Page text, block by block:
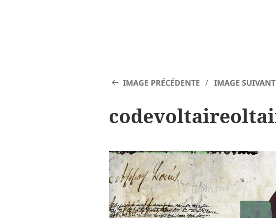
IMAGE PRÉCÉDENTE IMAGE